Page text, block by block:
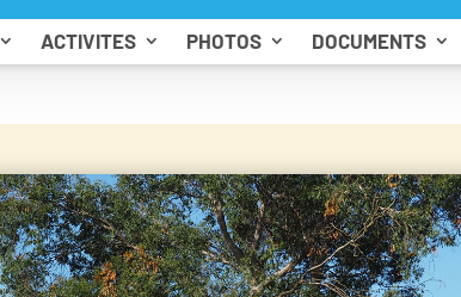
ACTIVITES PHOTOS DOCUMENTS